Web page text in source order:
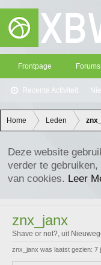
Frontpage Forums
Recente Activiteit
Home Leden
Deze website
verder te
van cookies. Leer
znx_janx
Shave or not?, uit
znx_janx was laatst gezien: 7